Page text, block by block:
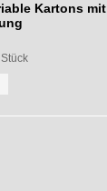
Kartons mit